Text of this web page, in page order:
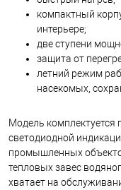
компактный
интерьере;
две ступени
защита от
летний режим
насекомых,
Модель комплектуется
светодиодной
промышленных
тепловых завес
хватает на